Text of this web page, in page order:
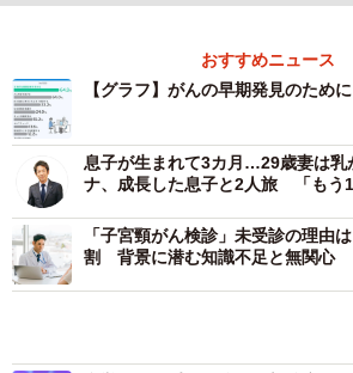
おすすめニュース
【グラフ】がんの早期発見のため
息子が生まれて3カ月…29歳妻は
ナ、成長した息子と2人旅 「もう
「子宮頸がん検診」未受診の理由
割 背景に潜む知識不足と無関心
伸びています！」